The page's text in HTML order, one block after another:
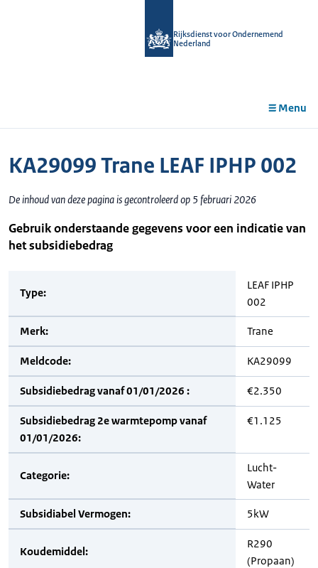
Rijksdienst voor Ondernemend
Nederland
Menu
KA29099 Trane LEAF IPHP 002
De inhoud van deze pagina is gecontroleerd op 5 februari 2026
Gebruik onderstaande gegevens voor een indicatie van
het subsidiebedrag
Type:
LEAF IPHP
002
Merk: Trane
Meldcode: KA29099
Subsidiebedrag vanaf 01/01/2026 : €2.350
Subsidiebedrag 2e warmtepomp vanaf
01/01/2026:
€1.125
Categorie:
Lucht-
Water
Subsidiabel Vermogen: 5kW
Koudemiddel:
R290
(Propaan)